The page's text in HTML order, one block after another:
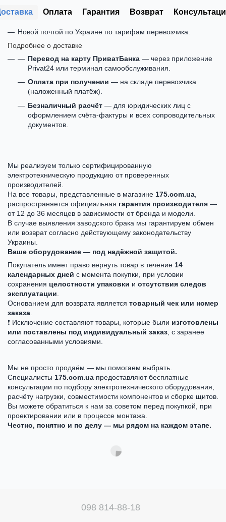
Оплата Гарантия Возврат
Новой почтой по Украине по тарифам перевозчика.
Подробнее о доставке
Перевод на карту ПриватБанка — через приложение
Privat24 или терминал самообслуживания.
Оплата при получении — на складе перевозчика
(наложенный платёж).
Безналичный расчёт — для юридических лиц с
оформлением счёта-фактуры и всех сопроводительных
документов.
Мы реализуем только сертифицированную
электротехническую продукцию от проверенных
производителей.
На все товары, представленные в магазине 175.com.ua
распространяется официальная гарантия производителя —
от 12 до 36 месяцев в зависимости от бренда и модели.
В случае выявления заводского брака мы гарантируем обмен
или возврат согласно действующему законодательству
Украины.
Ваше оборудование — под надёжной защитой.
Покупатель имеет право вернуть товар в течение 14
календарных дней с момента покупки, при условии
сохранения целостности упаковки и отсутствия следов
эксплуатации
Основанием для возврата является товарный чек или номер
заказа
❗ Исключение составляют товары, которые были изготовлены
или поставлены под индивидуальный заказ , с заранее
согласованными условиями.
Мы не просто продаём — мы помогаем выбрать.
Специалисты 175.com.ua предоставляют бесплатные
консультации по подбору электротехнического оборудования,
расчёту нагрузки, совместимости компонентов и сборке щитов.
Вы можете обратиться к нам за советом перед покупкой, при
проектировании или в процессе монтажа.
Честно, понятно и по делу — мы рядом на каждом этапе.
098 814-88-18